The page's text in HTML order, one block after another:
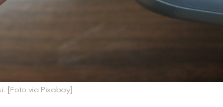
[Foto via Pixabay]